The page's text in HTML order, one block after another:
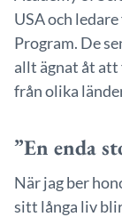
USA och
Program. De
allt ägnat åt
från olika
”En enda
När jag ber
sitt långa liv